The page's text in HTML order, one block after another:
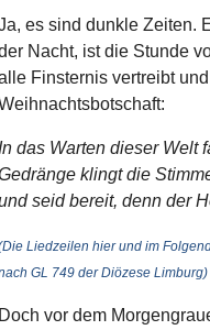
es sind dunkle Zeiten.
Nacht, ist die Stunde
Finsternis vertreibt
In das Warten dieser Welt
klingt die
seid bereit, denn der
Liedzeilen hier und im
GL 749 der Diözese Limburg)
Doch vor dem